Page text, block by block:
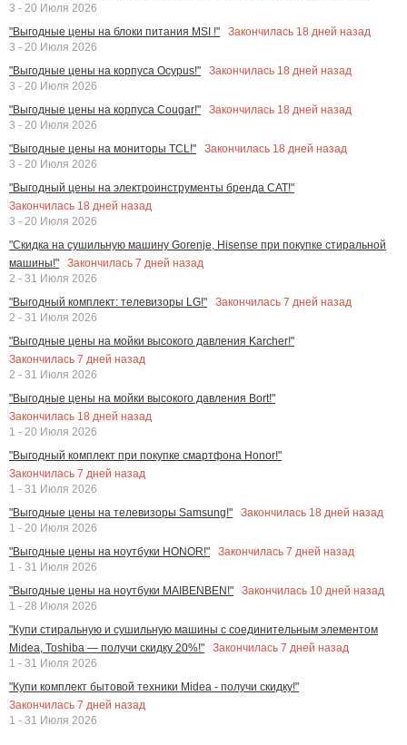
3 - 20 Июля 2026
"Выгодные цены на блоки питания MSI !"
Закончилась 18 дней назад
3 - 20 Июля 2026
"Выгодные цены на корпуса Ocypus!"
Закончилась 18 дней назад
3 - 20 Июля 2026
"Выгодные цены на корпуса Cougar!"
Закончилась 18 дней назад
3 - 20 Июля 2026
"Выгодные цены на мониторы TCL!"
Закончилась 18 дней назад
3 - 20 Июля 2026
"Выгодный цены на электроинструменты бренда CAT!"
Закончилась 18 дней назад
3 - 20 Июля 2026
"Скидка на сушильную машину Gorenje, Hisense при покупке стиральной
машины!"
Закончилась 7 дней назад
2 - 31 Июля 2026
"Выгодный комплект: телевизоры LG!"
Закончилась 7 дней назад
2 - 31 Июля 2026
"Выгодные цены на мойки высокого давления Karcher!"
Закончилась 7 дней назад
2 - 31 Июля 2026
"Выгодные цены на мойки высокого давления Bort!"
Закончилась 18 дней назад
1 - 20 Июля 2026
"Выгодный комплект при покупке смартфона Honor!"
Закончилась 7 дней назад
1 - 31 Июля 2026
"Выгодные цены на телевизоры Samsung!"
Закончилась 18 дней назад
1 - 20 Июля 2026
"Выгодные цены на ноутбуки HONOR!"
Закончилась 7 дней назад
1 - 31 Июля 2026
"Выгодные цены на ноутбуки MAIBENBEN!"
Закончилась 10 дней назад
1 - 28 Июля 2026
"Купи стиральную и сушильную машины с соединительным элементом
Midea, Toshiba — получи скидку 20%!"
Закончилась 7 дней назад
1 - 31 Июля 2026
"Купи комплект бытовой техники Midea - получи скидку!"
Закончилась 7 дней назад
1 - 31 Июля 2026